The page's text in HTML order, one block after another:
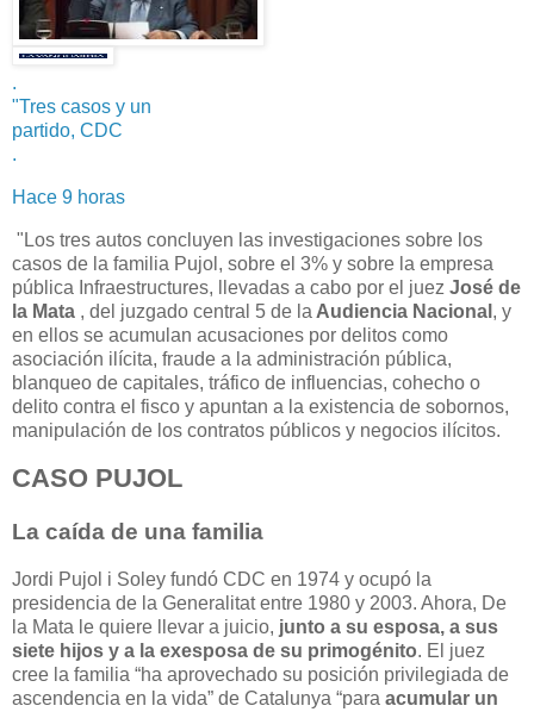
.
"Tres casos y un
partido, CDC
.
Hace 9 horas
"Los tres autos concluyen las investigaciones sobre los
casos de la familia Pujol, sobre el 3% y sobre la empresa
pública Infraestructures, llevadas a cabo por el juez José de
la Mata , del juzgado central 5 de la Audiencia Nacional , y
en ellos se acumulan acusaciones por delitos como
asociación ilícita, fraude a la administración pública,
blanqueo de capitales, tráfico de influencias, cohecho o
delito contra el fisco y apuntan a la existencia de sobornos,
manipulación de los contratos públicos y negocios ilícitos.
CASO PUJOL
La caída de una familia
Jordi Pujol i Soley fundó CDC en 1974 y ocupó la
presidencia de la Generalitat entre 1980 y 2003. Ahora, De
la Mata le quiere llevar a juicio, junto a su esposa, a sus
siete hijos y a la exesposa de su primogénito. El juez
cree la familia “ha aprovechado su posición privilegiada de
ascendencia en la vida” de Catalunya “para acumular un